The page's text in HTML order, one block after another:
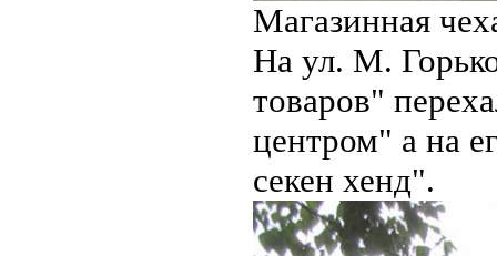
Магазинная
На ул. М.
товаров"
центром" а на
секен хенд".